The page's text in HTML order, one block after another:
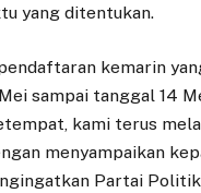
yang ditentukan.
kemarin
sampai tanggal 14
kami terus
menyampaikan
Partai